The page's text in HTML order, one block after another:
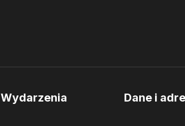
Wydarzenia Dane i